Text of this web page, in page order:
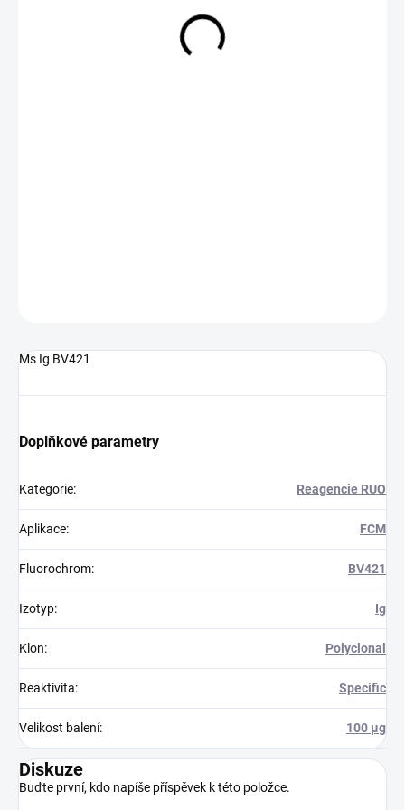
Ms Ig BV421
Doplňkové parametry
Kategorie: Reagencie RUO
Aplikace: FCM
Fluorochrom: BV421
Izotyp: Ig
Klon: Polyclonal
Reaktivita: Specific
Velikost balení: 100 µg
Diskuze
Buďte první, kdo napíše příspěvek k této položce.